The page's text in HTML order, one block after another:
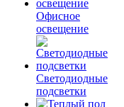
Офисное
освещение
Светодиодные
подсветки